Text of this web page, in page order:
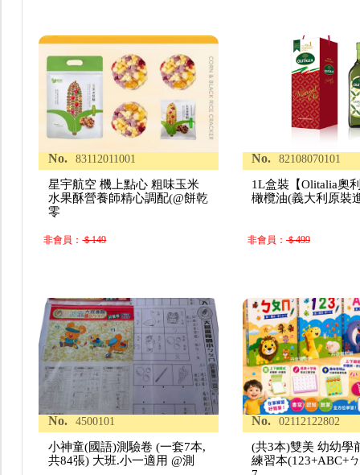
No. 83112011001
星宇航空 機上點心 粗味玉米
水果酥營養師精心調配(@餅乾
零
非會員：＄149
No. 82108070101
1L盒裝【Olitalia奧
橄欖油(義大利原裝
非會員： ＄499
No. 4500101
小神童(國語)測驗卷 (一套7本,
共84張) 大班.小一適用 @測
No. 02112122802
(共3本)雙美 幼幼學
練習本(123+ABC+